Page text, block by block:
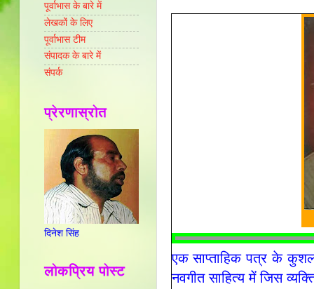
एक साप्ताहिक पत्र के
नवगीत साहित्य में जिस
पूर्वाभास के बारे में
लेखकों के लिए
पूर्वाभास टीम
संपादक के बारे में
संपर्क
प्रेरणास्रोत
दिनेश सिंह
लोकप्रिय पोस्ट